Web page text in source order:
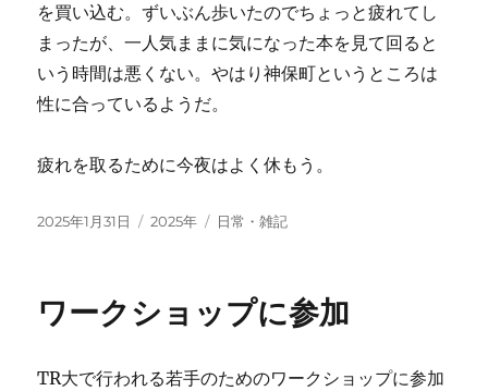
を買い込む。ずいぶん歩いたのでちょっと疲れてし
まったが、一人気ままに気になった本を見て回ると
いう時間は悪くない。やはり神保町というところは
性に合っているようだ。
疲れを取るために今夜はよく休もう。
投
2025年1月31日
カ
ー
2025年
タ
日常・雑記
ワークショップに参加
TR大で行われる若手のためのワークショップに参加